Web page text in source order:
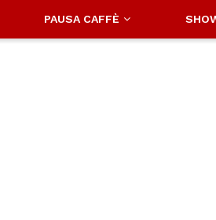
PAUSA CAFFÈ